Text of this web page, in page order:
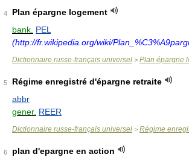
4
Plan épargne logement
bank. PEL
(http://fr.wikipedia.org/wiki/
Dictionnaire russe-français universel > Plan épargne
5
Régime enregistré d'épargne retraite
abbr
gener. REER
Dictionnaire russe-français universel > Régime
6
plan d'epargne en action